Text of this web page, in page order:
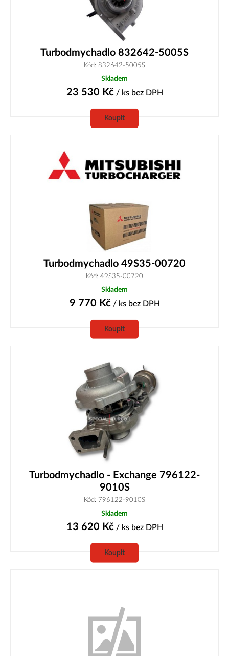
Turbodmychadlo 832642-5005S
Kód: 832642-5005S
Skladem
23 530 Kč/ ks bez DPH
Koupit
Turbodmychadlo 49S35-00720
Kód: 49S35-00720
Skladem
9 770 Kč/ ks bez DPH
Koupit
Turbodmychadlo - Exchange 796122-
9010S
Kód: 796122-9010S
Skladem
13 620 Kč/ ks bez DPH
Koupit